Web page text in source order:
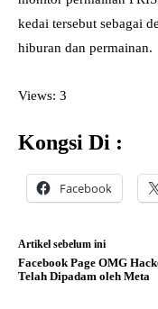
kedai tersebut sebagai
hiburan dan permainan.
Views: 3
Kongsi Di :
Facebook
Artikel sebelum ini
Facebook Page OMG
Telah Dipadam oleh Meta